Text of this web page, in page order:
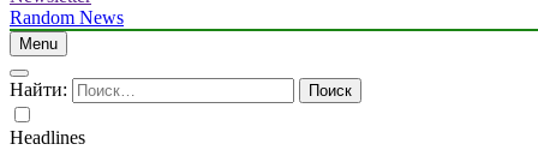
Random News
Menu
Найти:
Headlines